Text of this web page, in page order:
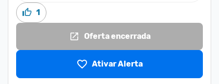
1
Oferta encerrada
Ativar Alerta